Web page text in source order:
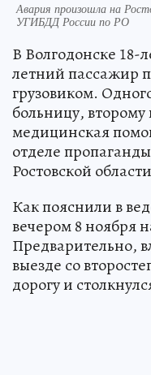
Авария произошла на
УГИБДД России по РО
В Волгодонске 18-
летний пассажир
грузовиком.
больницу, второму
медицинская
отделе
Ростовской
Как пояснили в
вечером 8 ноября
Предварительно,
выезде со
дорогу и